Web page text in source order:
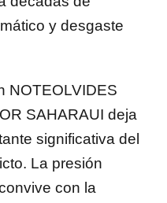
y desgaste
NOTEOLVIDES
SAHARAUI deja
significativa del
La presión
con la